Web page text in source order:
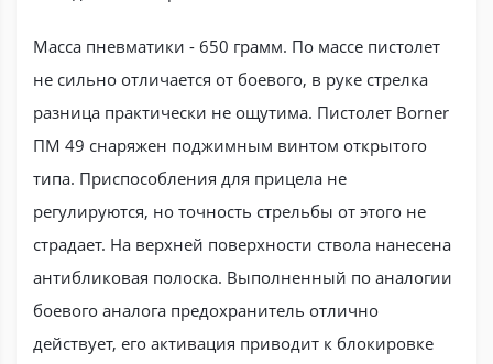
Масса пневматики - 650 грамм. По массе пистолет
не сильно отличается от боевого, в руке стрелка
разница практически не ощутима. Пистолет Borner
ПМ 49 снаряжен поджимным винтом открытого
типа. Приспособления для прицела не
регулируются, но точность стрельбы от этого не
страдает. На верхней поверхности ствола нанесена
антибликовая полоска. Выполненный по аналогии
боевого аналога предохранитель отлично
действует, его активация приводит к блокировке